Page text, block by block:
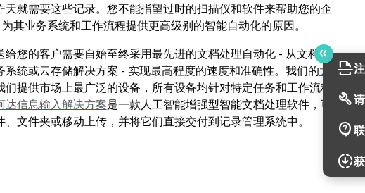
就需要这些记录。您不能指望过时的扫描仪和软件来帮助您的企
为其业务系统和工作流程提供更高级别的智能自动化的原因。
您的客户需要自始至终采用最先进的文档处理自动化 - 从文档摄
统或云存储解决方案 - 实现最高程度的速度和准确性。我们的大
提供市场上最广泛的设备，所有设备均针对特定任务和工作流程
达信息输入解决方案是一款人工智能增强型智能文档处理软件，可
文件夹或移动上传，并将它们直接交付到记录管理系统中。
scan
build
contact_support
downloading